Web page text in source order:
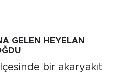
GELEN HEYELAN
bir akaryakıt